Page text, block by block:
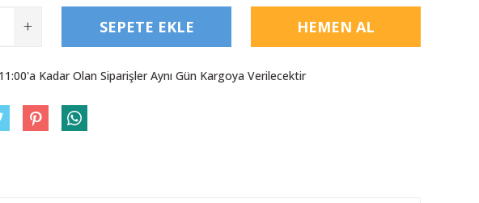
+ SEPETE EKLE HEMEN AL
Kadar Olan Siparişler Aynı Gün Kargoya Verilecektir